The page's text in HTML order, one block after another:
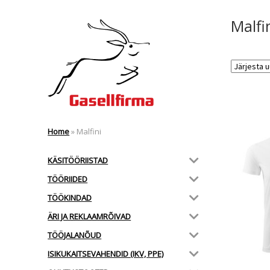
Home» Malfini
KÄSITÖÖRIISTAD
TÖÖRIIDED
TÖÖKINDAD
ÄRI JA REKLAAMRÕIVAD
TÖÖJALANÕUD
ISIKUKAITSEVAHENDID (IKV, PPE)